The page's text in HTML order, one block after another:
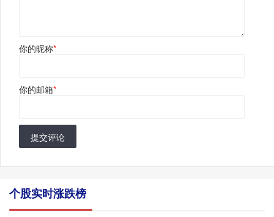
你的昵称*
你的邮箱*
提交评论
个股实时涨跌榜